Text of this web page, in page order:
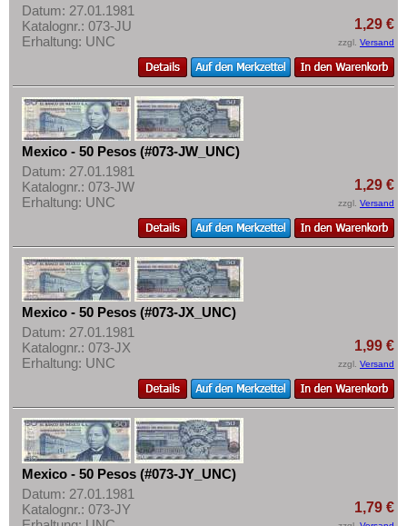
Datum: 27.01.1981
Katalognr.: 073-JU
Erhaltung: UNC
1,29 €
zzgl. Versand
Mexico - 50 Pesos (#073-JW_UNC)
Datum: 27.01.1981
Katalognr.: 073-JW
Erhaltung: UNC
1,29 €
zzgl. Versand
Mexico - 50 Pesos (#073-JX_UNC)
Datum: 27.01.1981
Katalognr.: 073-JX
Erhaltung: UNC
1,99 €
zzgl. Versand
Mexico - 50 Pesos (#073-JY_UNC)
Datum: 27.01.1981
Katalognr.: 073-JY
1,79 €